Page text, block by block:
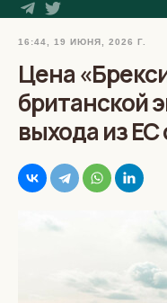
16:44, 19 ИЮНЯ, 2026 Г.
Цена
британской
выхода из